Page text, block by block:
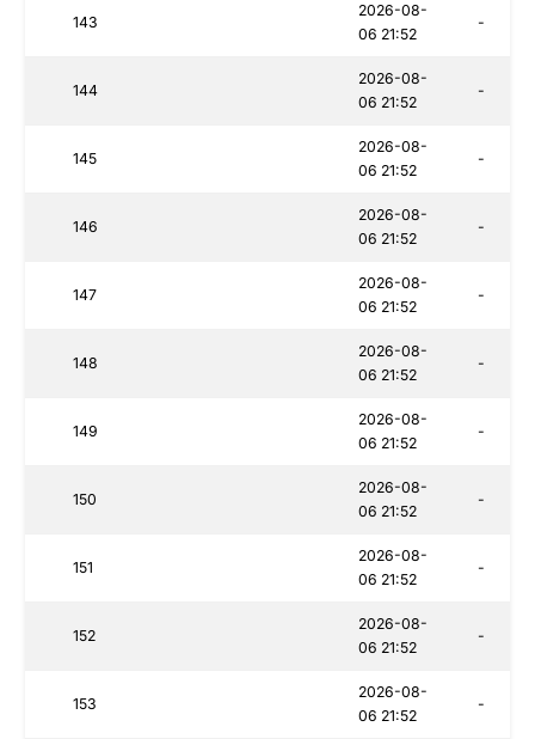
143
2026-08-
06 21:52
-
144
2026-08-
06 21:52
-
145
2026-08-
06 21:52
-
146
2026-08-
06 21:52
-
147
2026-08-
06 21:52
-
148
2026-08-
06 21:52
-
149
2026-08-
06 21:52
-
150
2026-08-
06 21:52
-
151
2026-08-
06 21:52
-
152
2026-08-
06 21:52
-
153
2026-08-
06 21:52
-